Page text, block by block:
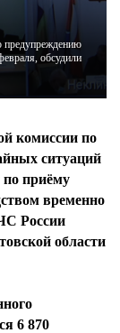
предупреждению
обсудили
комиссии по
ситуаций
по приёму
временно
России
области
6 870